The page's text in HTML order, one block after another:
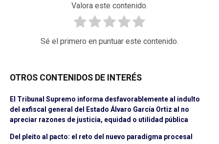
Valora este contenido.
Sé el primero en puntuar este contenido.
OTROS CONTENIDOS DE INTERÉS
El Tribunal Supremo informa desfavorablemente al indulto
del exfiscal general del Estado Álvaro García Ortiz al no
apreciar razones de justicia, equidad o utilidad pública
Del pleito al pacto: el reto del nuevo paradigma procesal